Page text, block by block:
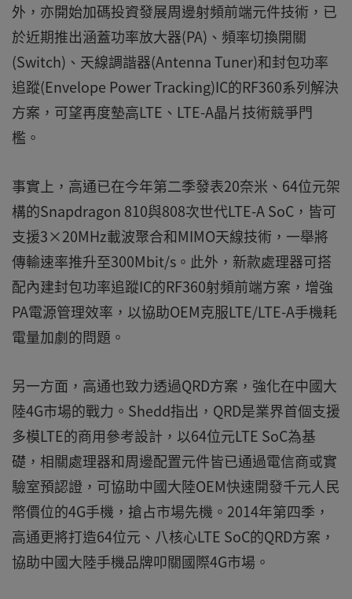
外，亦開始加碼投資發展周邊射頻前端元件技術，已
於近期推出涵蓋功率放大器(PA)、頻率切換開關
(Switch)、天線調諧器(Antenna Tuner)和封包功率
追蹤(Envelope Power Tracking)IC的RF360系列解決
方案，可望再度墊高LTE、LTE-A晶片技術競爭門
檻。
事實上，高通已在今年第二季發表20奈米、64位元架
構的Snapdragon 810與808次世代LTE-A SoC，皆可
支援3×20MHz載波聚合和MIMO天線技術，一舉將
傳輸速率推升至300Mbit/s。此外，新款處理器可搭
配內建封包功率追蹤IC的RF360射頻前端方案，增強
PA電源管理效率，以協助OEM克服LTE/LTE-A手機耗
電量加劇的問題。
另一方面，高通也致力透過QRD方案，強化在中國大
陸4G市場的戰力。Shedd指出，QRD是業界首個支援
多模LTE的商用參考設計，以64位元LTE SoC為基
礎，相關處理器和周邊配置元件皆已通過電信商或實
驗室預認證，可協助中國大陸OEM快速開發千元人民
幣價位的4G手機，搶占市場先機。2014年第四季，
高通更將打造64位元、八核心LTE SoC的QRD方案，
協助中國大陸手機品牌叩關國際4G市場。